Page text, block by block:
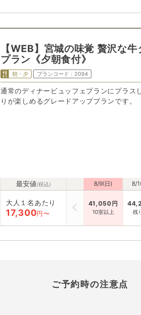
【WEB】宮城の味覚 贅沢な
プラン《夕朝食付》
朝・夕 プランコード： 2094
通常のディナービュッフェプランにプラス
りが楽しめるグレードアッププランです。
最安値(税込) 8/9(日) 8/
大人１名あたり
17,300円〜
41,050 円
10室以上 残
ご予約時の注意点